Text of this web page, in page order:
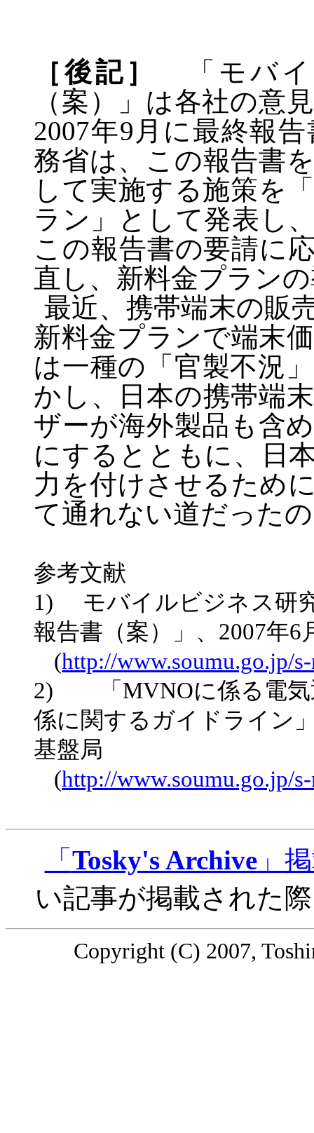
［後記］
「モバイ
（案）」は各社の意
2007年9 月に最終報
務省は、この報告書
して実施する施策を
ラン」として発表し
この報告書の要請に
直し、新料金プラン
最近、携帯端末の販
新料金プランで端末
は一種の「官製不況
かし、日本の携帯端
ザーが海外製品も含
にするとともに、日
力を付けさせるため
て通れない道だった
参考文献
1) モバイルビジネス研
報告書（案）」、 2007年6
(http://www.soumu.go.jp/
2) 「 MVNOに係る電
係に関するガイドライン
基盤局
(http://www.soumu.go.jp/
「 Tosky's Archive」
い記事が掲載された
Copyright (C) 2007,